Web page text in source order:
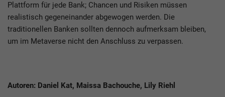
Plattform für jede Bank; Chancen und Risiken müssen
realistisch gegeneinander abgewogen werden. Die
traditionellen Banken sollten dennoch aufmerksam bleiben,
um im Metaverse nicht den Anschluss zu verpassen.
Autoren: Daniel Kat, Maissa Bachouche, Lily Riehl